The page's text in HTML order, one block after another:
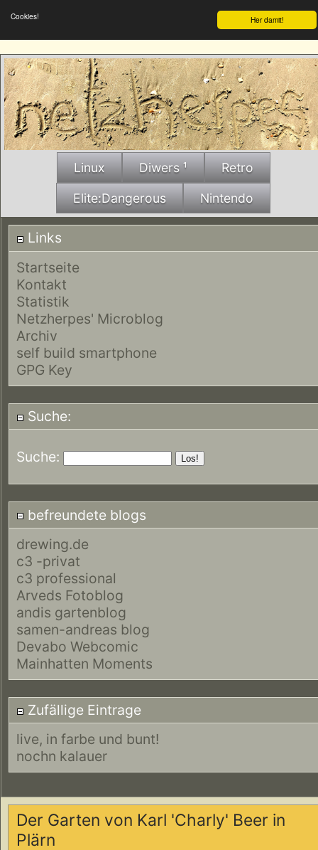
Her damit!
Cookies!
Linux Diwers ¹ Retro
Elite:Dangerous Nintendo
Links
Startseite
Kontakt
Statistik
Netzherpes' Microblog
Archiv
self build smartphone
GPG Key
Suche:
Suche:
befreundete blogs
drewing.de
c3 -privat
c3 professional
Arveds Fotoblog
andis gartenblog
samen-andreas blog
Devabo Webcomic
Mainhatten Moments
Zufällige Eintrage
live, in farbe und bunt!
nochn kalauer
Der Garten von Karl 'Charly' Beer in
Plärn